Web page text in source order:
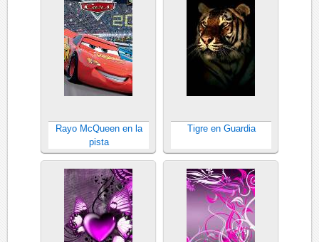
Rayo McQueen en la
pista
Tigre en Guardia